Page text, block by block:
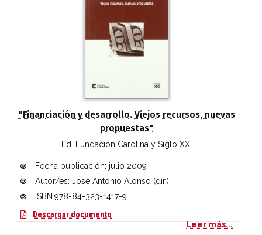
"Financiación y desarrollo. Viejos recursos, nuevas
propuestas"
Ed. Fundación Carolina y Siglo XXI
Fecha publicación: julio 2009
Autor/es: José Antonio Alonso (dir.)
ISBN:978-84-323-1417-9
Descargar documento
Leer más...